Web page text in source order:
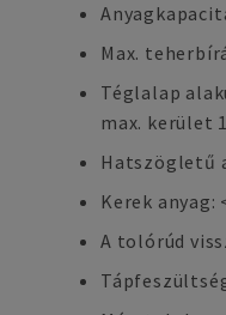
Max.
Téglalap
max. kerület
Hatszögletű
Kerek anyag:
A tolórúd